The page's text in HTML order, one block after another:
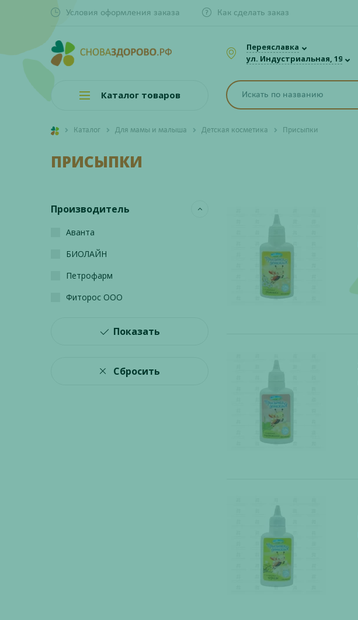
Условия оформления заказа Как сделать заказ
Переяславка
ул. Индустриальная, 19
Каталог товаров
Каталог Для мамы и малыша Детская косметика Присыпки
ПРИСЫПКИ
Производитель
Аванта
БИОЛАЙН
Петрофарм
Фиторос ООО
Показать
Сбросить